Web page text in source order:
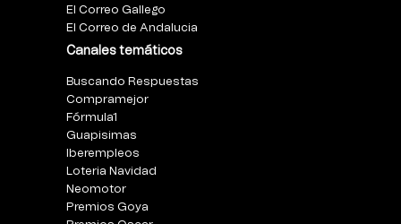
El Correo Gallego
El Correo de Andalucia
Canales temáticos
Buscando Respuestas
Compramejor
Fórmula1
Guapisimas
Iberempleos
Loteria Navidad
Neomotor
Premios Goya